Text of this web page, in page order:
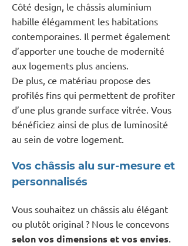
Côté design, le châssis aluminium
habille élégamment les habitations
contemporaines. Il permet également
d’apporter une touche de modernité
aux logements plus anciens.
De plus, ce matériau propose des
profilés fins qui permettent de profiter
d’une plus grande surface vitrée. Vous
bénéficiez ainsi de plus de luminosité
au sein de votre logement.
Vos châssis alu sur-mesure et
personnalisés
Vous souhaitez un châssis alu élégant
ou plutôt original ? Nous le concevons
selon vos dimensions et vos envies.